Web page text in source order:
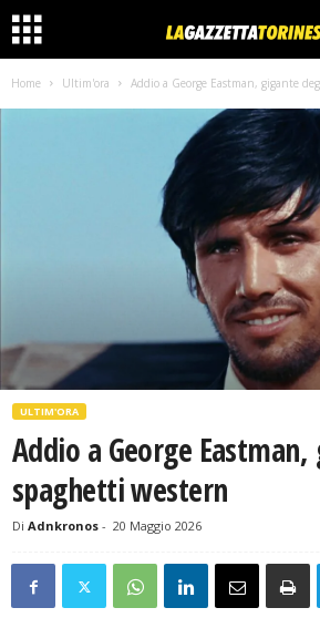
Home Ultim'ora Addio a George Eastman, gigante
ULTIM'ORA
Addio a George
spaghetti western
Di Adnkronos - 20 Maggio 2026